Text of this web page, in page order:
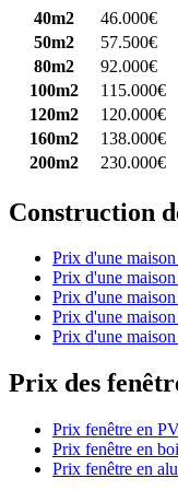
40m2
46.000€
50m2
57.500€
80m2
92.000€
100m2
115.000€
120m2
120.000€
160m2
138.000€
200m2
230.000€
Construction
Prix d'une
Prix d'une
Prix d'une
Prix d'une
Prix d'une
Prix des
Prix fenêtre en
Prix fenêtre en
Prix fenêtre en